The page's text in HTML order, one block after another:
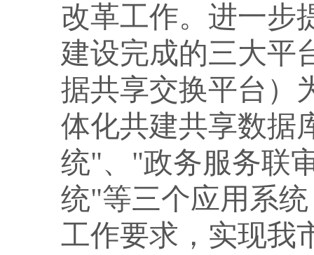
改革工作。 进一步
建设完成的三大平
据共享交换平台）
体化共建共享数据
统"、"政务服务联
统"等三个应用系
工作要求，实现我